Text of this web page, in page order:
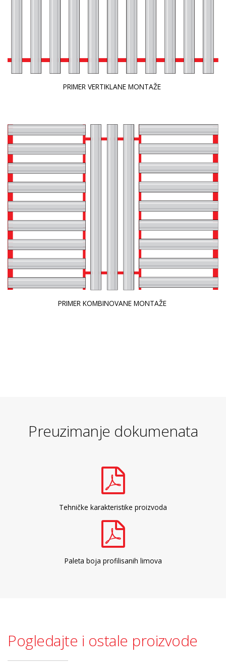
PRIMER VERTIKLANE MONTAŽE
PRIMER KOMBINOVANE MONTAŽE
Preuzimanje dokumenata
Tehničke karakteristike proizvoda
Paleta boja profilisanih limova
Pogledajte i ostale proizvode